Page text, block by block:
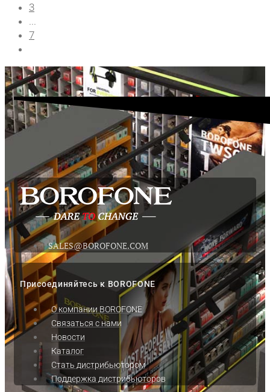
3
...
7
SALES@BOROFONE.COM
Присоединяйтесь к BOROFONE
О компании BOROFONE
Связаться с нами
Новости
Каталог
Стать дистрибьютором
Поддержка дистрибьюторов